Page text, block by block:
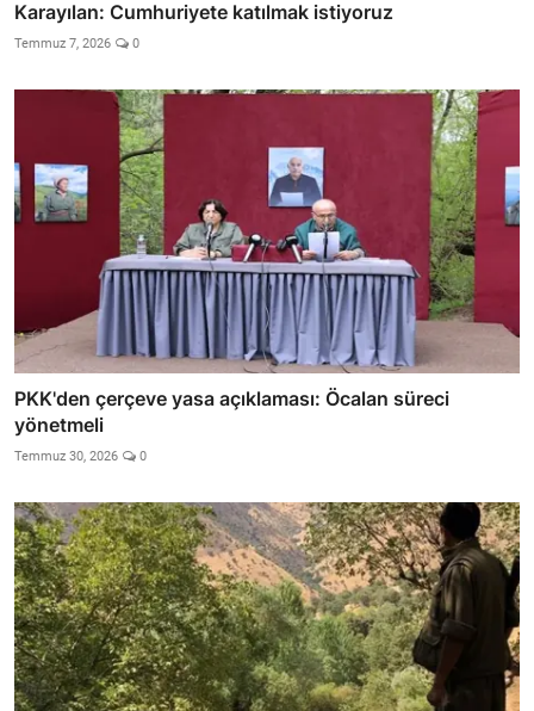
Karayılan: Cumhuriyete katılmak istiyoruz
Temmuz 7, 2026 0
PKK'den çerçeve yasa açıklaması: Öcalan süreci
yönetmeli
Temmuz 30, 2026 0